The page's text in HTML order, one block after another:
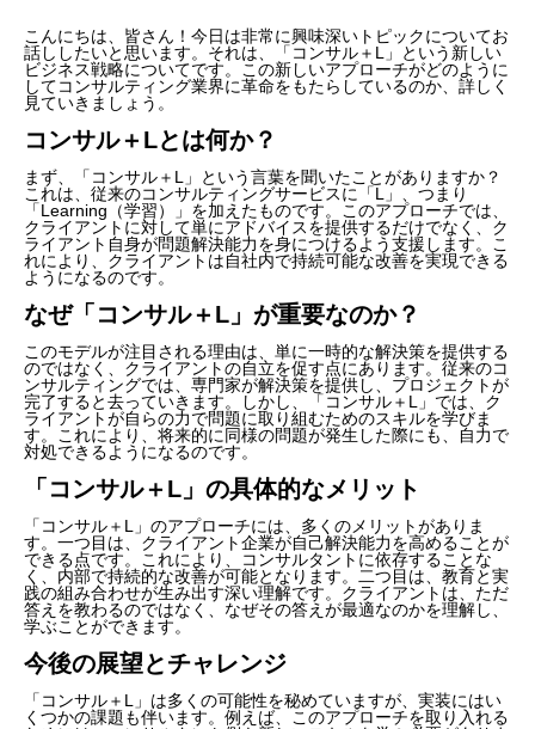
こんにちは、皆さん！今日は非常に興味深いトピックについてお
話ししたいと思います。それは、「コンサル＋L」という新しい
ビジネス戦略についてです。この新しいアプローチがどのように
してコンサルティング業界に革命をもたらしているのか、詳しく
見ていきましょう。
コンサル＋Lとは何か？
まず、「コンサル＋L」という言葉を聞いたことがありますか？
これは、従来のコンサルティングサービスに「L」、つまり
「Learning（学習）」を加えたものです。このアプローチでは、
クライアントに対して単にアドバイスを提供するだけでなく、ク
ライアント自身が問題解決能力を身につけるよう支援します。こ
れにより、クライアントは自社内で持続可能な改善を実現できる
ようになるのです。
なぜ「コンサル＋L」が重要なのか？
このモデルが注目される理由は、単に一時的な解決策を提供する
のではなく、クライアントの自立を促す点にあります。従来のコ
ンサルティングでは、専門家が解決策を提供し、プロジェクトが
完了すると去っていきます。しかし、「コンサル＋L」では、ク
ライアントが自らの力で問題に取り組むためのスキルを学びま
す。これにより、将来的に同様の問題が発生した際にも、自力で
対処できるようになるのです。
「コンサル＋L」の具体的なメリット
「コンサル＋L」のアプローチには、多くのメリットがありま
す。一つ目は、クライアント企業が自己解決能力を高めることが
できる点です。これにより、コンサルタントに依存することな
く、内部で持続的な改善が可能となります。二つ目は、教育と実
践の組み合わせが生み出す深い理解です。クライアントは、ただ
答えを教わるのではなく、なぜその答えが最適なのかを理解し、
学ぶことができます。
今後の展望とチャレンジ
「コンサル＋L」は多くの可能性を秘めていますが、実装にはい
くつかの課題も伴います。例えば、このアプローチを取り入れる